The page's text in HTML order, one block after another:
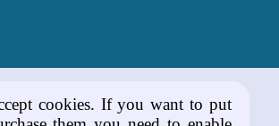
cookies. If you want to put